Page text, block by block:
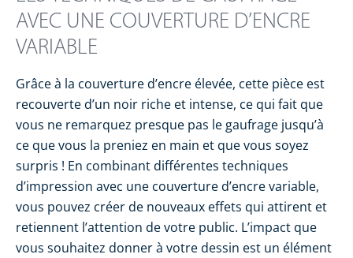
AVEC UNE COUVERTURE D’ENCRE
VARIABLE
Grâce à la couverture d’encre élevée, cette pièce est
recouverte d’un noir riche et intense, ce qui fait que
vous ne remarquez presque pas le gaufrage jusqu’à
ce que vous la preniez en main et que vous soyez
surpris ! En combinant différentes techniques
d’impression avec une couverture d’encre variable,
vous pouvez créer de nouveaux effets qui attirent et
retiennent l’attention de votre public. L’impact que
vous souhaitez donner à votre dessin est un élément